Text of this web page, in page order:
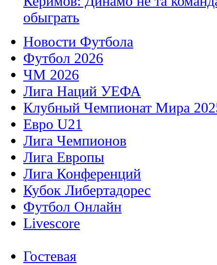
обыграть
Новости Футбола
Футбол 2026
ЧМ 2026
Лига Наций УЕФА
Клубный Чемпионат Мира
Евро U21
Лига Чемпионов
Лига Европы
Лига Конференций
Кубок Либертадорес
Футбол Онлайн
Livescore
Гостевая